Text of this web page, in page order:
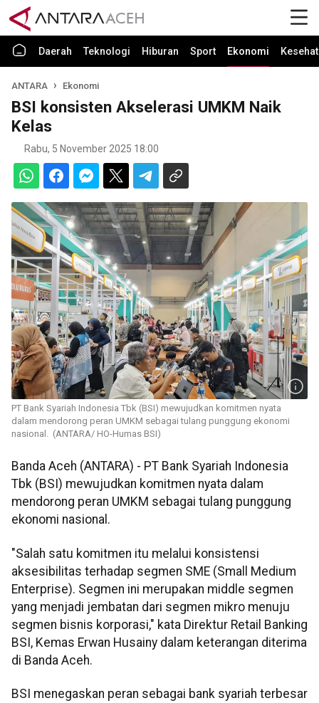
Daerah Teknologi Hiburan Sport Ekonomi
ANTARA Ekonomi
BSI konsisten Akselerasi UMKM Naik
Kelas
Rabu, 5 November 2025 18:00
PT Bank Syariah Indonesia Tbk (BSI) mewujudkan komitmen nyata
dalam mendorong peran UMKM sebagai tulang punggung ekonomi
nasional. (ANTARA/ HO-Humas BSI)
Banda Aceh (ANTARA) - PT Bank Syariah Indonesia
Tbk (BSI) mewujudkan komitmen nyata dalam
mendorong peran UMKM sebagai tulang punggung
ekonomi nasional.
"Salah satu komitmen itu melalui konsistensi
aksesibilitas terhadap segmen SME (Small Medium
Enterprise). Segmen ini merupakan middle segmen
yang menjadi jembatan dari segmen mikro menuju
segmen bisnis korporasi," kata Direktur Retail Banking
BSI, Kemas Erwan Husainy dalam keterangan diterima
di Banda Aceh.
BSI menegaskan peran sebagai bank syariah terbesar